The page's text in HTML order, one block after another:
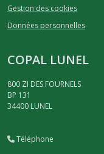
Gestion des cookies
Données personnelles
COPAL LUNEL
800 ZI DES FOURNELS
BP 131
34400 LUNEL
Téléphone